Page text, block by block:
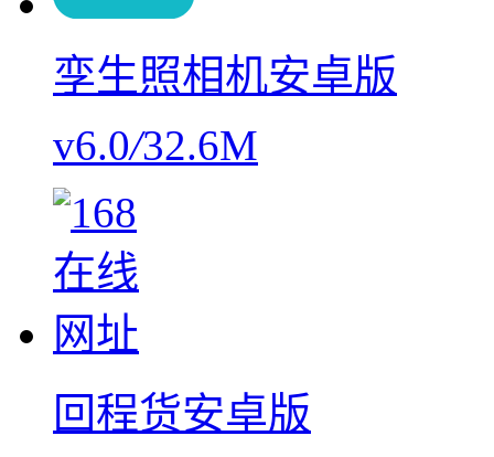
孪生照相机安卓版
v6.0/32.6M
回程货安卓版